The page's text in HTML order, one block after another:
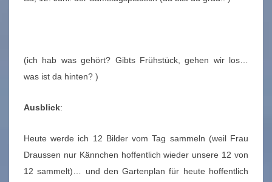
(ich hab was gehört? Gibts Frühstück, gehen wir los…
was ist da hinten? )
Ausblick:
Heute werde ich 12 Bilder vom Tag sammeln (weil Frau
Draussen nur Kännchen hoffentlich wieder unsere 12 von
12 sammelt)… und den Gartenplan für heute hoffentlich